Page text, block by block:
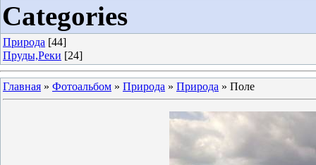
Categories
Природа [44]
Пруды,Реки [24]
Главная » Фотоальбом » Природа » Природа » Поле